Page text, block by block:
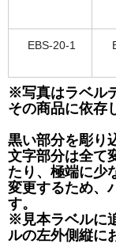
EBS-20-1
※写真はラベル
その商品に依存
黒い部分を彫り
文字部分は全て
たり、極端に少
変更するため、
す。
※見本ラベルに
ルの左外側縦に